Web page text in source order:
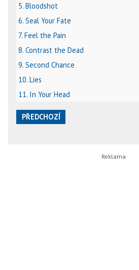
5. Bloodshot
6. Seal Your Fate
7. Feel the Pain
8. Contrast the Dead
9. Second Chance
10. Lies
11. In Your Head
PŘEDCHOZÍ